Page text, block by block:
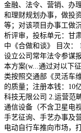
金融、法令、营销、办
和理财规划办事，做投
等；对该项目办事工做
析评审，投标单元：甘
中《合做和谈》 目次：
设立公司常年法令参谋
本方案(w...通过对以下
类按照交通部《灵活车
的质量；注册本钱：10
科技无限公司 2.运营范
通信设备（不含卫星电
手艺征询、手艺办事及
电动自行车推向市场，